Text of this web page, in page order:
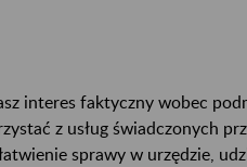
interes faktyczny wobec
z usług świadczonych
sprawy w urzędzie,